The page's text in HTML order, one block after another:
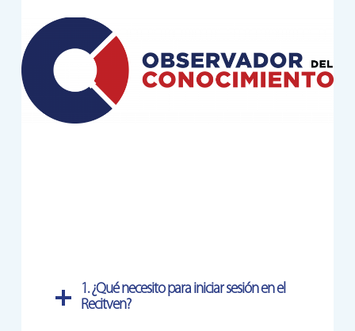
1.¿Qué necesito para iniciar sesión en el
Recitven?